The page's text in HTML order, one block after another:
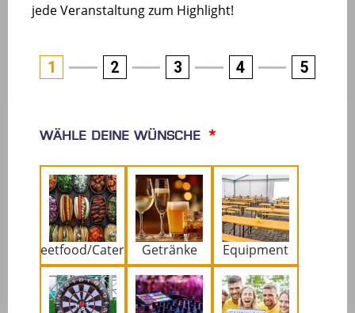
jede Veranstaltung zum Highlight!
1 2 3 4 5
Wähle deine Wünsche
Streetfood/Catering Getränke Equipment